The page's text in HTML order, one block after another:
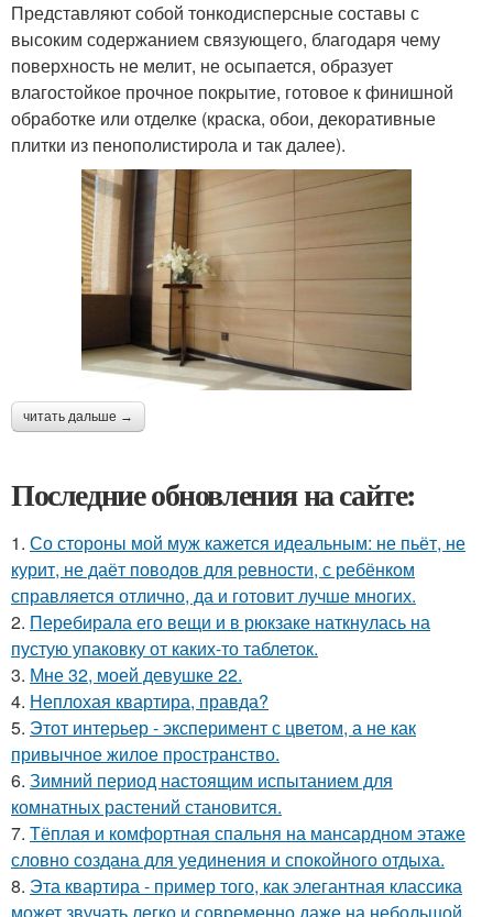
Представляют собой тонкодисперсные составы с
высоким содержанием связующего, благодаря чему
поверхность не мелит, не осыпается, образует
влагостойкое прочное покрытие, готовое к финишной
обработке или отделке (краска, обои, декоративные
плитки из пенополистирола и так далее).
читать дальше →
Последние обновления на сайте:
1. Со стороны мой муж кажется идеальным: не пьёт, не
курит, не даёт поводов для ревности, с ребёнком
справляется отлично, да и готовит лучше многих.
2. Перебирала его вещи и в рюкзаке наткнулась на
пустую упаковку от каких-то таблеток.
3. Мне 32, моей девушке 22.
4. Неплохая квартира, правда?
5. Этот интерьер - эксперимент с цветом, а не как
привычное жилое пространство.
6. Зимний период настоящим испытанием для
комнатных растений становится.
7. Тёплая и комфортная спальня на мансардном этаже
словно создана для уединения и спокойного отдыха.
8. Эта квартира - пример того, как элегантная классика